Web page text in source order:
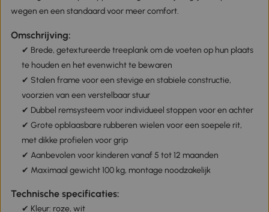
wegen en een standaard voor meer comfort.
Omschrijving:
✔ Brede, getextureerde treeplank om de voeten op hun plaats
te houden en het evenwicht te bewaren
✔ Stalen frame voor een stevige en stabiele constructie,
voorzien van een verstelbaar stuur
✔ Dubbel remsysteem voor individueel stoppen voor en achter
✔ Grote opblaasbare rubberen wielen voor een soepele rit,
met dikke profielen voor grip
✔ Aanbevolen voor kinderen vanaf 5 tot 12 maanden
✔ Maximaal gewicht 100 kg, montage noodzakelijk
Technische specificaties:
✔ Kleur: roze, wit